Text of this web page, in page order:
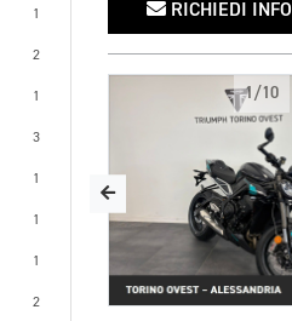
1
2
1
3
1
1
1
2
RICHIEDI INFO
1/10